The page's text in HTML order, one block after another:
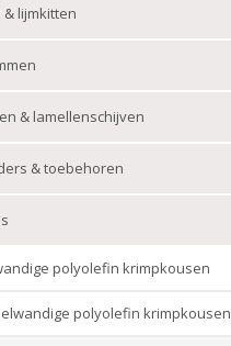
& lijmkitten
& lamellenschijven
& toebehoren
polyolefin krimpkousen
polyolefin krimpkousen